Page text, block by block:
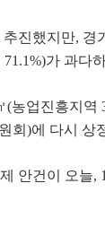
추진했지만, 경
71.1%)가 과다
(농업진흥지역
회 )에 다시 상
안건이 오늘,